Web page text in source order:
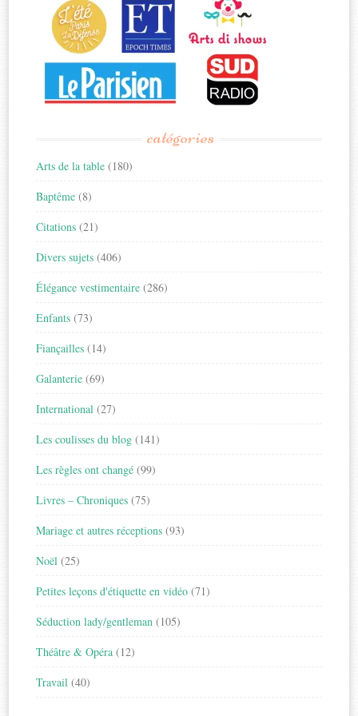
catégories
Arts de la table (180)
Baptême (8)
Citations (21)
Divers sujets (406)
Élégance vestimentaire (286)
Enfants (73)
Fiançailles (14)
Galanterie (69)
International (27)
Les coulisses du blog (141)
Les règles ont changé (99)
Livres – Chroniques (75)
Mariage et autres réceptions (93)
Noël (25)
Petites leçons d'étiquette en vidéo (71)
Séduction lady/gentleman (105)
Théâtre & Opéra (12)
Travail (40)